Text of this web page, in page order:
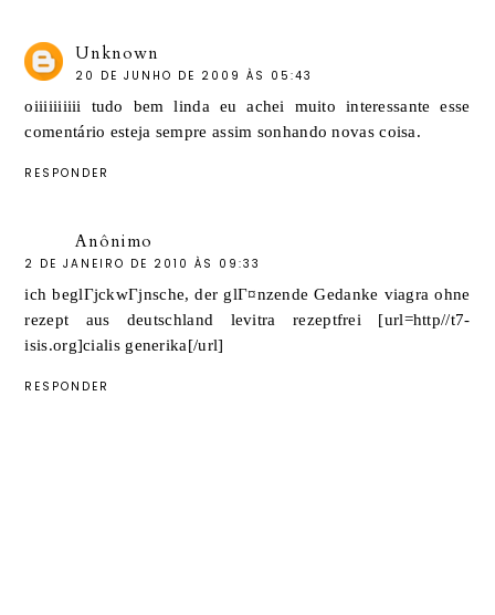
Unknown
20 DE JUNHO DE 2009 ÀS 05:43
oiiiiiiiiii tudo bem linda eu achei muito interessante esse
comentário esteja sempre assim sonhando novas coisa.
RESPONDER
Anônimo
2 DE JANEIRO DE 2010 ÀS 09:33
ich beglГјckwГјnsche, der glГ¤nzende Gedanke viagra ohne
rezept aus deutschland levitra rezeptfrei [url=http//t7-
isis.org]cialis generika[/url]
RESPONDER